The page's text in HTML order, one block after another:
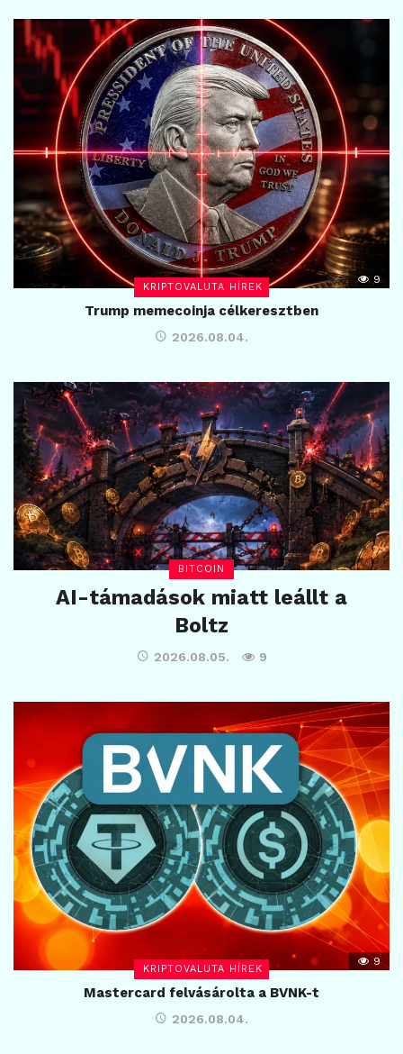
KRIPTOVALUTA HÍREK
9
Trump memecoinja célkeresztben
2026.08.04.
BITCOIN
AI-támadások miatt leállt a
Boltz
2026.08.05. 9
KRIPTOVALUTA HÍREK
9
Mastercard felvásárolta a BVNK-t
2026.08.04.